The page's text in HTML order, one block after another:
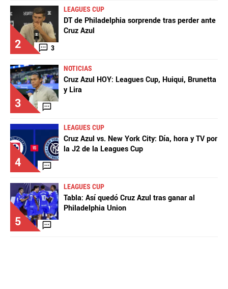
2 3
LEAGUES CUP
DT de Philadelphia sorprende tras perder ante
Cruz Azul
3
NOTICIAS
Cruz Azul HOY: Leagues Cup, Huiqui, Brunetta
y Lira
4
LEAGUES CUP
Cruz Azul vs. New York City: Día, hora y TV por
la J2 de la Leagues Cup
5
LEAGUES CUP
Tabla: Así quedó Cruz Azul tras ganar al
Philadelphia Union